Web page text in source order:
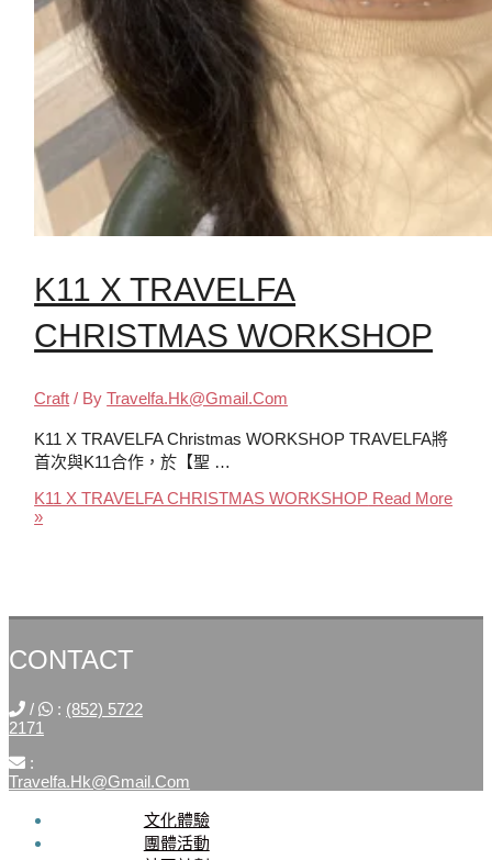
K11 X TRAVELFA
CHRISTMAS WORKSHOP
Craft / ByTravelfa.hk@gmail.com
K11 X TRAVELFA Christmas WORKSHOP TRAVELFA將
首次與K11合作，於【聖 …
K11 X TRAVELFA CHRISTMAS WORKSHOP Read More
»
CONTACT
/ : (852) 5722
2171
:
Travelfa.hk@gmail.com
文化體驗
團體活動